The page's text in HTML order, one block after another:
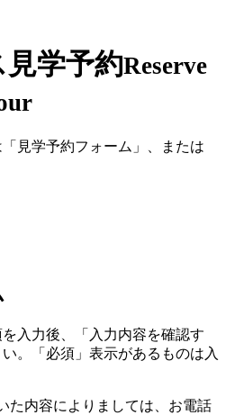
学予約Reserve
見学予約フォーム」、または
入力後、「入力内容を確認す
。「必須」表示があるものは入
た内容によりましては、お電話